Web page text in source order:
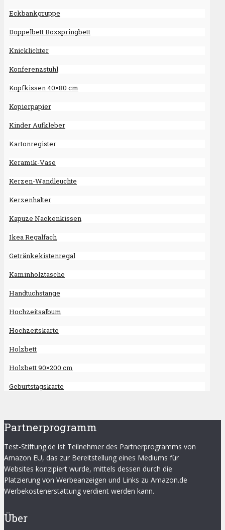
Eckbankgruppe
Doppelbett Boxspringbett
Knicklichter
Konferenzstuhl
Kopfkissen 40×80 cm
Kopierpapier
Kinder Aufkleber
Kartonregister
Keramik-Vase
Kerzen-Wandleuchte
Kerzenhalter
Kapuze Nackenkissen
Ikea Regalfach
Getränkekistenregal
Kaminholztasche
Handtuchstange
Hochzeitsalbum
Hochzeitskarte
Holzbett
Holzbett 90×200 cm
Geburtstagskarte
Partnerprogramm
Test-Stiftung.de ist Teilnehmer des Partnerprogramms von
Amazon EU, das zur Bereitstellung eines Mediums für
Websites konzipiert wurde, mittels dessen durch die
Platzierung von Werbeanzeigen und Links zu Amazon.de
Werbekostenerstattung verdient werden kann.
Über